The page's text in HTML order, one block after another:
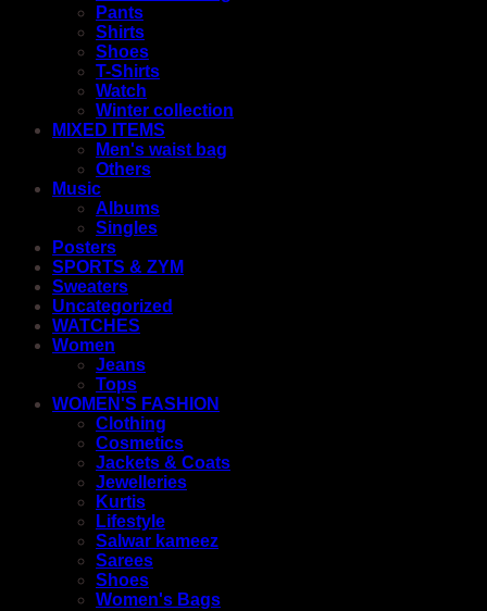
Pants
Shirts
Shoes
T-Shirts
Watch
Winter collection
MIXED ITEMS
Men's waist bag
Others
Music
Albums
Singles
Posters
SPORTS & ZYM
Sweaters
Uncategorized
WATCHES
Women
Jeans
Tops
WOMEN'S FASHION
Clothing
Cosmetics
Jackets & Coats
Jewelleries
Kurtis
Lifestyle
Salwar kameez
Sarees
Shoes
Women's Bags